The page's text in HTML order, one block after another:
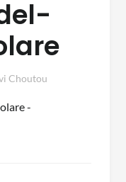
Choutou